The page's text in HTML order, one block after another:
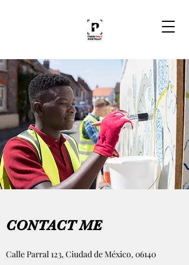
CONTACT ME
Calle Parral 123, Ciudad de México, 06140